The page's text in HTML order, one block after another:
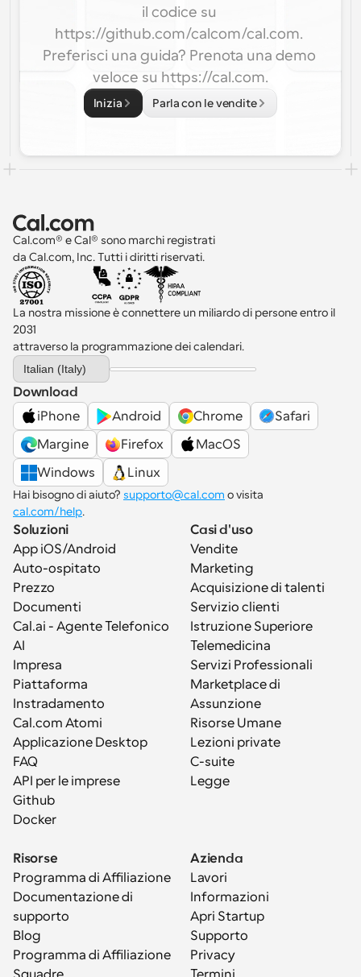
il codice su
https://github.com/calcom/cal.com.
Preferisci una guida? Prenota una demo
veloce su https://cal.com.
Inizia Parla con le vendite
Cal.com® e Cal® sono marchi registrati
da Cal.com, Inc. Tutti i diritti riservati.
La nostra missione è connettere un miliardo di persone entro il
2031
attraverso la programmazione dei calendari.
Select Language
Italian (Italy)
Download
iPhone
Android Chrome
Safari
Margine
Firefox
MacOS
Windows
Linux
Hai bisogno di aiuto? supporto@cal.com
cal.com/help.
Soluzioni
App iOS/Android
Auto-ospitato
Prezzo
Documenti
Cal.ai - Agente Telefonico
AI
Impresa
Piattaforma
Instradamento
Cal.com Atomi
Applicazione Desktop
FAQ
API per le imprese
Github
Docker
Casi d'uso
Vendite
Marketing
Acquisizione di talenti
Servizio clienti
Istruzione Superiore
Telemedicina
Servizi Professionali
Marketplace di
Assunzione
Risorse Umane
Lezioni private
C-suite
Legge
Risorse
Programma di Affiliazione
Documentazione di
supporto
Blog
Programma di Affiliazione
Azienda
Lavori
Informazioni
Apri Startup
Supporto
Privacy